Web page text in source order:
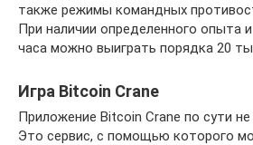
также режимы командных
При наличии определенного опыта
часа можно выиграть порядка 20
Игра Bitcoin Crane
Приложение Bitcoin Crane по сути
Это сервис, с помощью которого